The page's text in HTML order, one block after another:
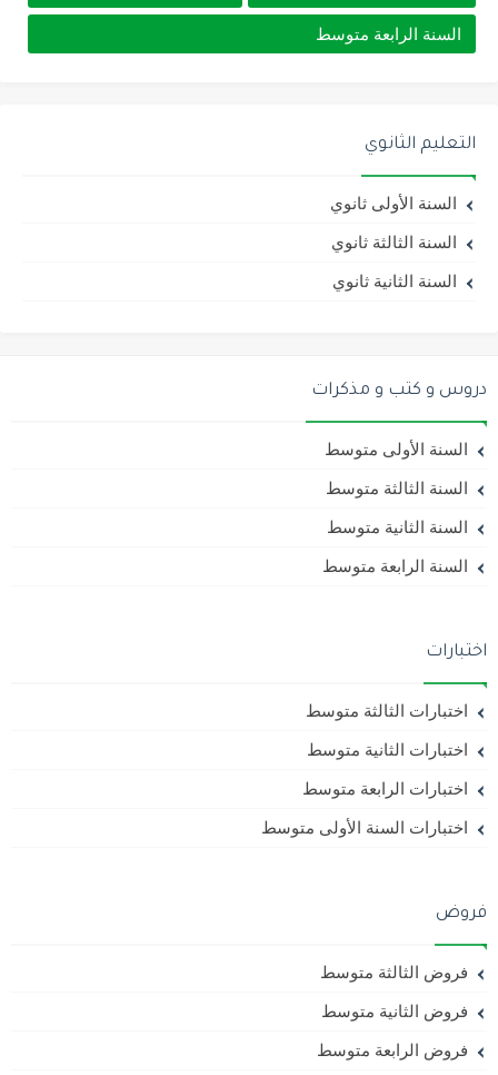
السنة الرابعة متوسط
التعليم الثانوي
السنة الأولى ثانوي
السنة الثالثة ثانوي
السنة الثانية ثانوي
دروس و كتب و مذكرات
السنة الأولى متوسط
السنة الثالثة متوسط
السنة الثانية متوسط
السنة الرابعة متوسط
اختبارات
اختبارات الثالثة متوسط
اختبارات الثانية متوسط
اختبارات الرابعة متوسط
اختبارات السنة الأولى متوسط
فروض
فروض الثالثة متوسط
فروض الثانية متوسط
فروض الرابعة متوسط